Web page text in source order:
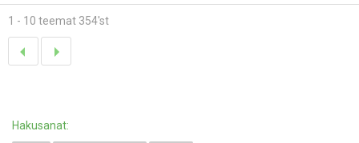
1 - 10 teemat 354'st
Hakusanat: